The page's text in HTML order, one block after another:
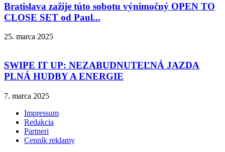
Bratislava zažije túto sobotu výnimočný OPEN TO
CLOSE SET od Paul...
25. marca 2025
SWIPE IT UP: NEZABUDNUTEĽNÁ JAZDA
PLNÁ HUDBY A ENERGIE
7. marca 2025
Impressum
Redakcia
Partneri
Cenník reklamy